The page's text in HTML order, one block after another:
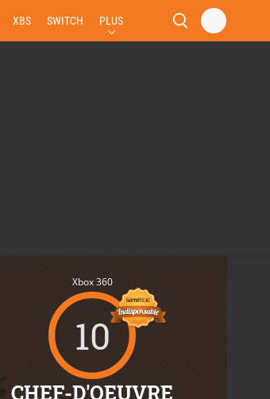
XBS SWITCH PLUS
Xbox 360
10
CHEF-D'OEUVRE